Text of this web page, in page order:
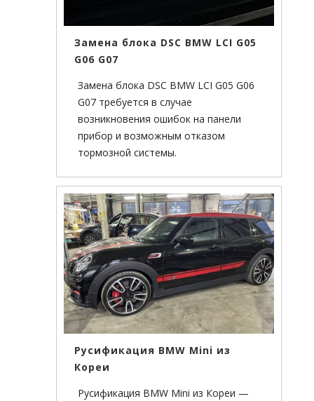
Замена блока DSC BMW LCI G05
G06 G07
Замена блока DSC BMW LCI G05 G06
G07 требуется в случае
возникновения ошибок на панели
прибор и возможным отказом
тормозной системы.
Русификация BMW Mini из
Кореи
Русификация BMW Mini из Кореи —